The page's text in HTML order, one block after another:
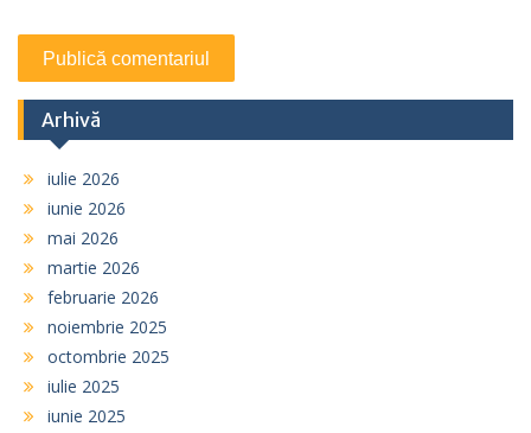
Arhivă
iulie 2026
iunie 2026
mai 2026
martie 2026
februarie 2026
noiembrie 2025
octombrie 2025
iulie 2025
iunie 2025